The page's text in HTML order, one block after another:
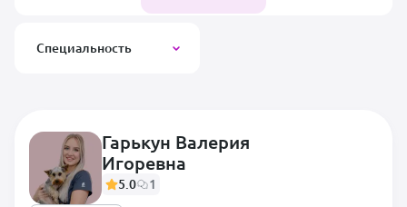
Специальность
Самые популярные
Диетолог
Гарькун Валерия
Игоревна
5.0
1